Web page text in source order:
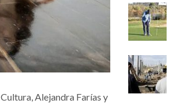
Alejandra Farías y